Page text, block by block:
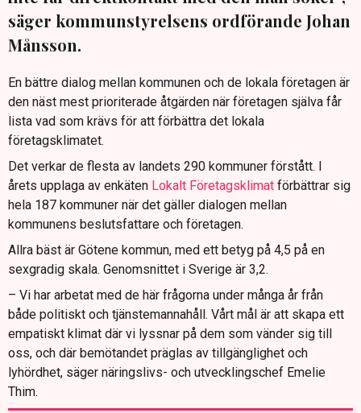
säger kommunstyrelsens ordförande Johan
Månsson.
En bättre dialog mellan kommunen och de lokala företagen är
den näst mest prioriterade åtgärden när företagen själva får
lista vad som krävs för att förbättra det lokala
företagsklimatet.
Det verkar de flesta av landets 290 kommuner förstått. I
årets upplaga av enkäten Lokalt Företagsklimat förbättrar sig
hela 187 kommuner när det gäller dialogen mellan
kommunens beslutsfattare och företagen.
Allra bäst är Götene kommun, med ett betyg på 4,5 på en
sexgradig skala. Genomsnittet i Sverige är 3,2.
– Vi har arbetat med de här frågorna under många år från
både politiskt och tjänstemannahåll. Vårt mål är att skapa ett
empatiskt klimat där vi lyssnar på dem som vänder sig till
oss, och där bemötandet präglas av tillgänglighet och
lyhördhet, säger näringslivs- och utvecklingschef Emelie
Thim.